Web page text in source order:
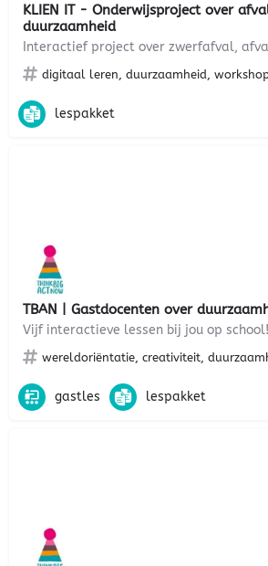
KLIEN IT - Onderwijsproject over
duurzaamheid
digitaal leren, duurzaamheid,
lespakket
TBAN | Gastdocenten over
Vijf interactieve lessen bij jou op school!
wereldoriëntatie, creativiteit,
gastles lespakket